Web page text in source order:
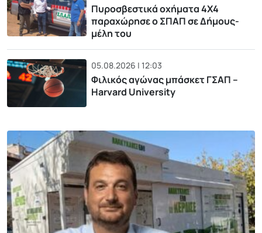
Πυροσβεστικά οχήματα 4Χ4
παραχώρησε ο ΣΠΑΠ σε Δήμους-
μέλη του
05.08.2026 | 12:03
Φιλικός αγώνας μπάσκετ ΓΣΑΠ –
Harvard University